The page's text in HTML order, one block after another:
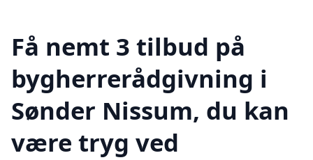
Få nemt 3 tilbud på
bygherrerådgivning i
Sønder Nissum, du kan
være tryg ved